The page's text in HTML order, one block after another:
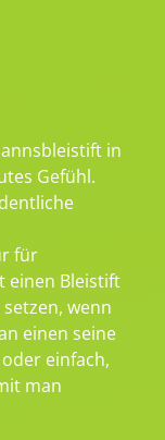
in
Gefühl.
für
einen Bleistift
wenn
einen seine
einfach,
man